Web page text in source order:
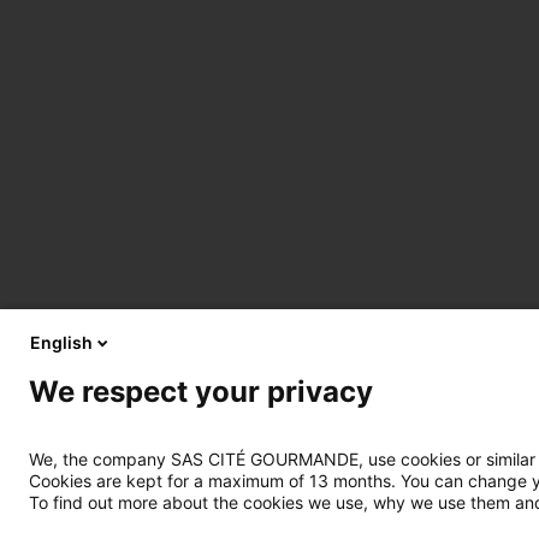
English
We respect your privacy
We, the company SAS CITÉ GOURMANDE, use cookies or
Cookies are kept for a maximum of 13 months. You can
To find out more about the cookies we use, why we use them